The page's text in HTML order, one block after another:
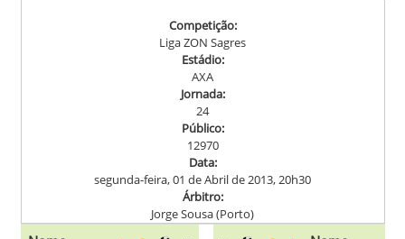
Competição:
Liga ZON Sagres
Estádio:
AXA
Jornada:
24
Público:
12970
Data:
segunda-feira, 01 de Abril de 2013, 20h30
Árbitro:
Jorge Sousa (Porto)